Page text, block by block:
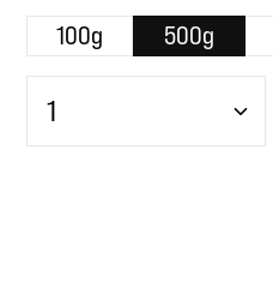
100g 500g
Produkt Anzahl: Gib